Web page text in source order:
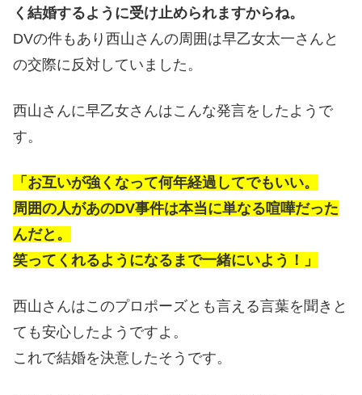
く結婚するように受け止められますからね。
DVの件もあり西山さんの周囲は早乙女太一さんと
の交際に反対していました。
西山さんに早乙女さんはこんな発言をしたようで
す。
「お互いが強くなって何年経過してでもいい。
周囲の人があのDV事件は本当に単なる喧嘩だった
んだと。
笑ってくれるようになるまで一緒にいよう！」
西山さんはこのプロポーズとも言える言葉を聞きと
ても安心したようですよ。
これで結婚を決意したそうです。